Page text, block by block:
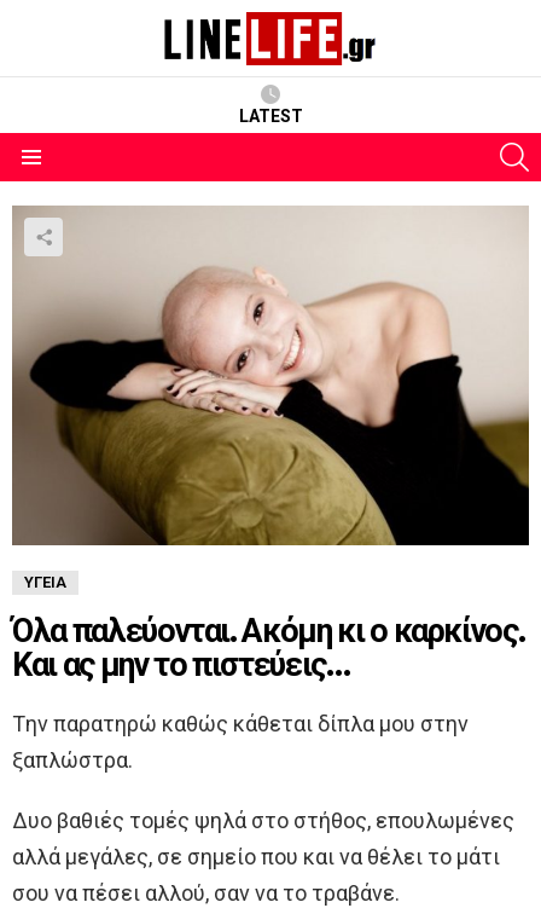
LATEST
ΥΓΕΊΑ
Όλα παλεύονται. Ακόμη κι ο καρκίνος.
Και ας μην το πιστεύεις…
Tην παρατηρώ καθώς κάθεται δίπλα μου στην
ξαπλώστρα.
Δυο βαθιές τομές ψηλά στο στήθος, επουλωμένες
αλλά μεγάλες, σε σημείο που και να θέλει το μάτι
σου να πέσει αλλού, σαν να το τραβάνε.